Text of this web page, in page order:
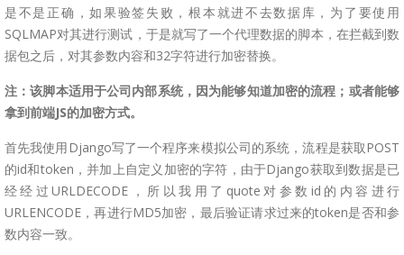
是不是正确，如果验签失败，根本就进不去数据库，为了要使用
SQLMAP对其进行测试，于是就写了一个代理数据的脚本，在拦截到数
据包之后，对其参数内容和32字符进行加密替换。
注：该脚本适用于公司内部系统，因为能够知道加密的流程；或者能够
拿到前端JS的加密方式。
首先我使用Django写了一个程序来模拟公司的系统，流程是获取POST
的id和token，并加上自定义加密的字符，由于Django获取到数据是已
经经过URLDECODE，所以我用了quote对参数id的内容进行
URLENCODE，再进行MD5加密，最后验证请求过来的token是否和参
数内容一致。